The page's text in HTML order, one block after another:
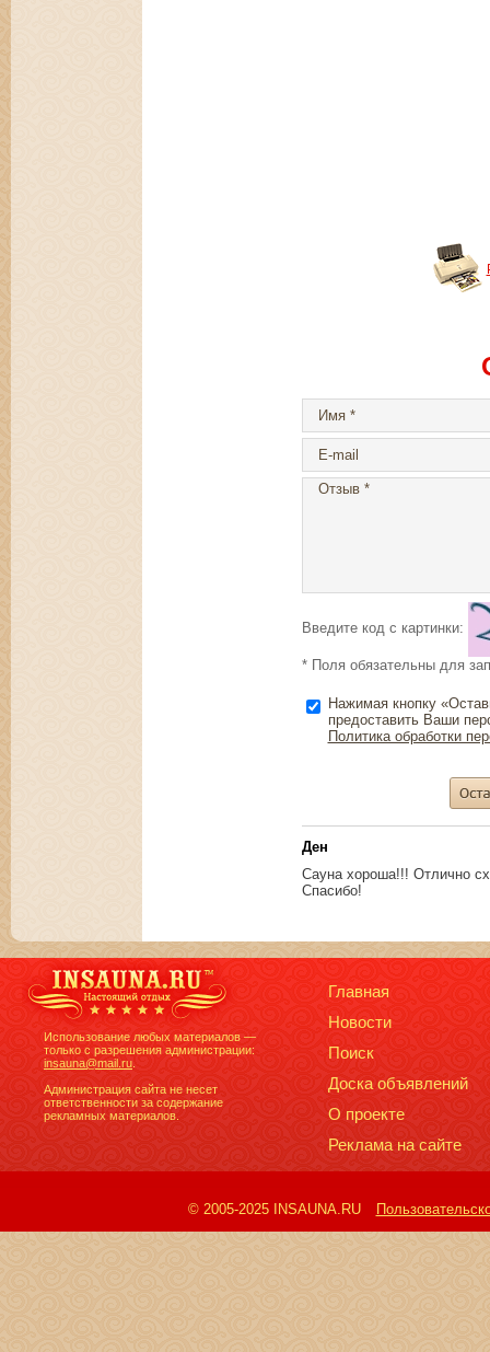
Введите код с картинки:
* Поля обязательны для
Нажимая кнопку
предоставить Ваши
Политика обработки
Ден
Сауна хороша!!! Отлично
Спасибо!
Использование любых материалов —
только с разрешения администрации:
insauna@mail.ru
Администрация сайта не несет
ответственности за содержание
рекламных материалов.
Главная
Новости
Поиск
Доска объявлений
О проекте
Реклама на сайте
© 2005-2025 INSAUNA.RU